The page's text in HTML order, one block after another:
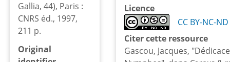
Gallia, 44), Paris :
CNRS éd., 1997,
211 p.
Original
Licence
CC BY-NC-
Citer cette ressource
Gascou, Jacques,